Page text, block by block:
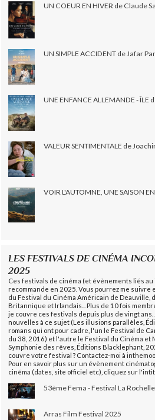
UN COEUR EN HIVER de Claude
UN SIMPLE ACCIDENT de Jafar
UNE ENFANCE ALLEMANDE -
VALEUR SENTIMENTALE de
VOIR L'AUTOMNE, UNE SAISON
LES FESTIVALS DE CINÉMA
2025
Ces festivals de cinéma (et évènements liés
recommande en 2025. Vous pourrez me suivre
du Festival du Cinéma Américain de Deauville,
Britannique et Irlandais... Plus de 10 fois
je couvre ces festivals depuis plus de vingt
nouvelles à ce sujet (Les illusions parallèles,
romans qui ont pour cadre, l'un le Festival de
du 38, 2016) et l'autre le Festival du Cinéma et
Symphonie des rêves, Éditions Blacklephant,
couvre votre festival ? Contactez-moi à
Pour en savoir plus sur un évènement
cinéma (dates, site officiel etc), cliquez sur
53ème Fema - Festival La
Arras Film Festival 2025